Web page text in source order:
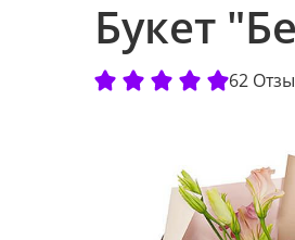
Букет
62